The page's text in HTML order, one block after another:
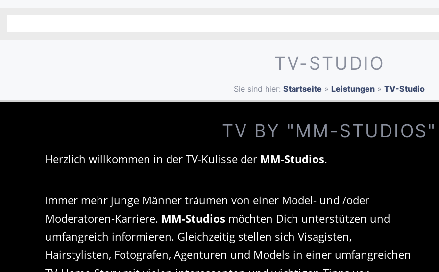
TV-STUDIO
Sie sind hier: Startseite » Leistungen » TV-Studio
TV BY "MM-STUDIOS"
Herzlich willkommen in der TV-Kulisse der MM-Studios.
Immer mehr junge Männer träumen von einer Model- und /oder
Moderatoren-Karriere. MM-Studios möchten Dich unterstützen und
umfangreich informieren. Gleichzeitig stellen sich Visagisten,
Hairstylisten, Fotografen, Agenturen und Models in einer umfangreichen